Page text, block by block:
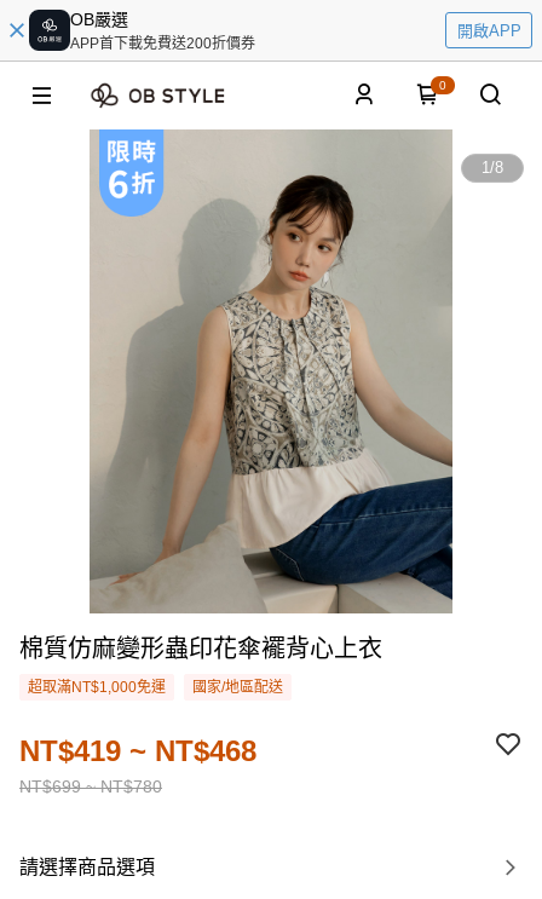
OB嚴選
APP首下載免費送200折價券
開啟APP
0
1/8
棉質仿麻變形蟲印花傘襬背心上衣
超取滿NT$1,000免運 國家/地區配送
NT$699 ~ NT$780
NT$419 ~ NT$468
請選擇商品選項